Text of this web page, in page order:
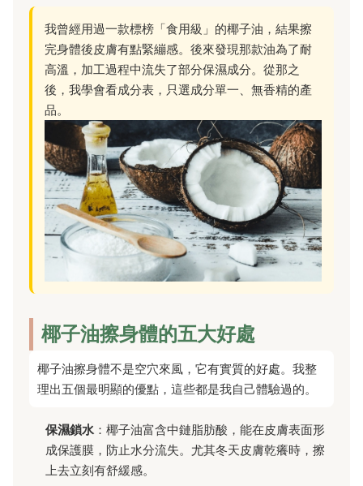
我曾經用過一款標榜「食用級」的椰子油，結果擦
完身體後皮膚有點緊繃感。後來發現那款油為了耐
高溫，加工過程中流失了部分保濕成分。從那之
後，我學會看成分表，只選成分單一、無香精的產
品。
椰子油擦身體的五大好處
椰子油擦身體不是空穴來風，它有實質的好處。我整
理出五個最明顯的優點，這些都是我自己體驗過的。
保濕鎖水：椰子油富含中鏈脂肪酸，能在皮膚表面形
成保護膜，防止水分流失。尤其冬天皮膚乾癢時，擦
上去立刻有舒緩感。